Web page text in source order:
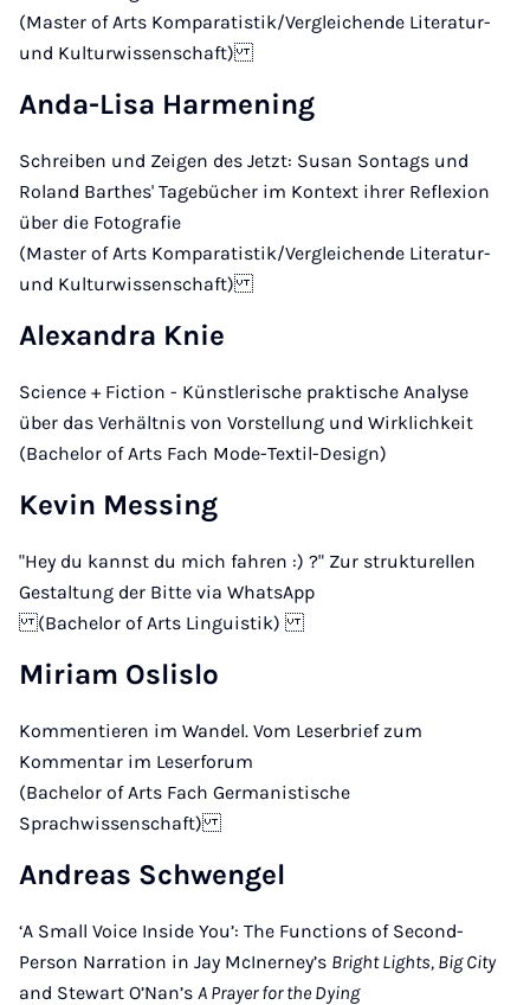
(Master of Arts Komparatistik/Vergleichende Literatur-
und Kulturwissenschaft)
Anda-Lisa Harmening
Schreiben und Zeigen des Jetzt: Susan Sontags und
Roland Barthes' Tagebücher im Kontext ihrer Reflexion
über die Fotografie
(Master of Arts Komparatistik/Vergleichende Literatur-
und Kulturwissenschaft)
Alexandra Knie
Science + Fiction - Künstlerische praktische Analyse
über das Verhältnis von Vorstellung und Wirklichkeit
(Bachelor of Arts Fach Mode-Textil-Design)
Kevin Messing
"Hey du kannst du mich fahren :) ?" Zur strukturellen
Gestaltung der Bitte via WhatsApp
(Bachelor of Arts Linguistik)
Miriam Oslislo
Kommentieren im Wandel. Vom Leserbrief zum
Kommentar im Leserforum
(Bachelor of Arts Fach Germanistische
Sprachwissenschaft)
Andreas Schwengel
‘A Small Voice Inside You’: The Functions of Second-
Person Narration in Jay McInerney’s Bright Lights, Big City
and Stewart O’Nan’s A Prayer for the Dying